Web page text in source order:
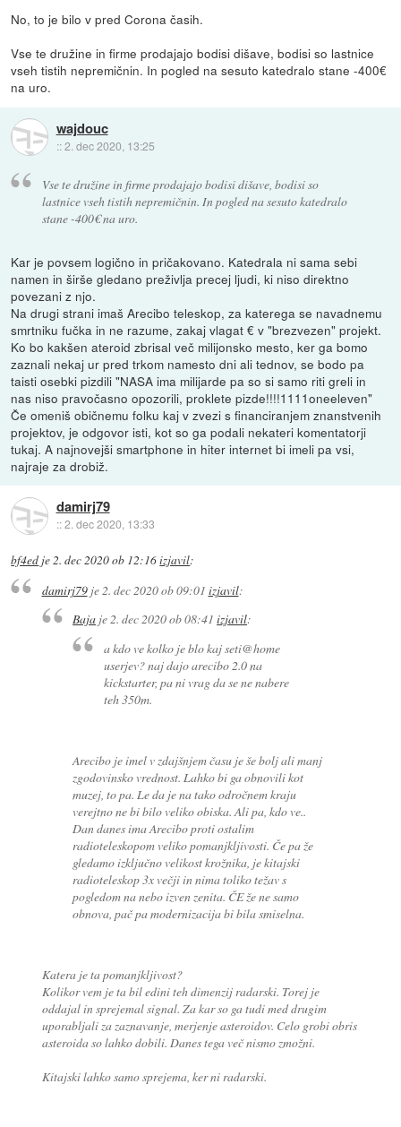
No, to je bilo v pred Corona časih.
Vse te družine in firme prodajajo bodisi dišave, bodisi so lastnice
vseh tistih nepremičnin. In pogled na sesuto katedralo stane -400€
na uro.
wajdouc
::2. dec 2020, 13:25
Vse te družine in firme prodajajo bodisi dišave, bodisi so
lastnice vseh tistih nepremičnin. In pogled na sesuto katedralo
stane -400€ na uro.
Kar je povsem logično in pričakovano. Katedrala ni sama sebi
namen in širše gledano preživlja precej ljudi, ki niso direktno
povezani z njo.
Na drugi strani imaš Arecibo teleskop, za katerega se navadnemu
smrtniku fučka in ne razume, zakaj vlagat € v "brezvezen" projekt.
Ko bo kakšen ateroid zbrisal več milijonsko mesto, ker ga bomo
zaznali nekaj ur pred trkom namesto dni ali tednov, se bodo pa
taisti osebki pizdili "NASA ima milijarde pa so si samo riti greli in
nas niso pravočasno opozorili, proklete pizde!!!!1111oneeleven"
Če omeniš običnemu folku kaj v zvezi s financiranjem znanstvenih
projektov, je odgovor isti, kot so ga podali nekateri komentatorji
tukaj. A najnovejši smartphone in hiter internet bi imeli pa vsi,
najraje za drobiž.
damirj79
::2. dec 2020, 13:33
bf4ed je2. dec 2020 ob 12:16izjavil:
damirj79je 2. dec 2020 ob 09:01 izjavil:
Baja je2. dec 2020 ob 08:41 izjavil:
a kdo ve kolko je blo kaj seti@home
userjev? naj dajo arecibo 2.0 na
kickstarter, pa ni vrag da se ne nabere
teh 350m.
Arecibo je imel v zdajšnjem času je še bolj ali manj
zgodovinsko vrednost. Lahko bi ga obnovili kot
muzej, to pa. Le da je na tako odročnem kraju
verejtno ne bi bilo veliko obiska. Ali pa, kdo ve..
Dan danes ima Arecibo proti ostalim
radioteleskopom veliko pomanjkljivosti. Če pa že
gledamo izključno velikost krožnika, je kitajski
radioteleskop 3x večji in nima toliko težav s
pogledom na nebo izven zenita. ČE že ne samo
obnova, pač pa modernizacija bi bila smiselna.
Katera je ta pomanjkljivost?
Kolikor vem je ta bil edini teh dimenzij radarski. Torej je
oddajal in sprejemal signal. Za kar so ga tudi med drugim
uporabljali za zaznavanje, merjenje asteroidov. Celo grobi obris
asteroida so lahko dobili. Danes tega več nismo zmožni.
Kitajski lahko samo sprejema, ker ni radarski.